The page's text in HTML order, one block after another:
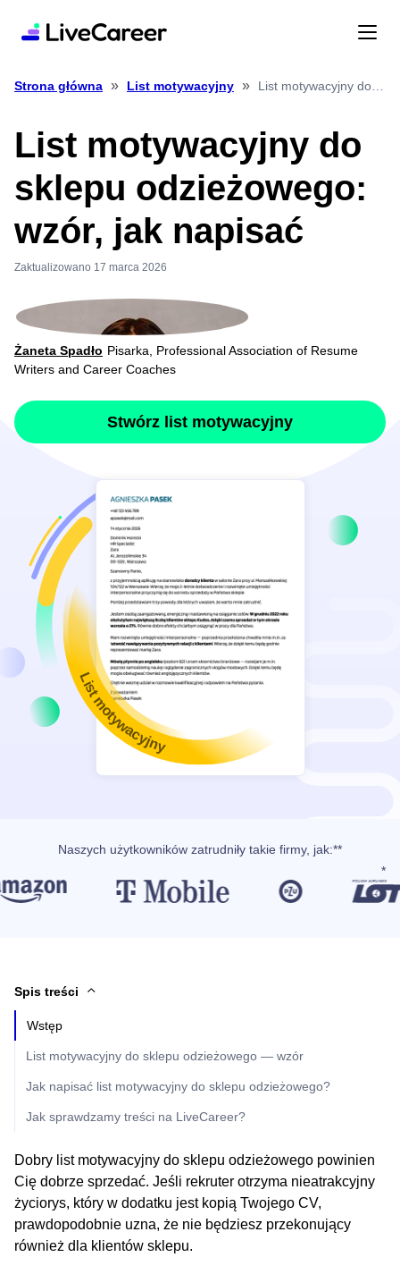
Strona główna » List motywacyjny »
List motywacyjny do
sklepu odzieżowego:
wzór, jak napisać
Zaktualizowano 17 marca 2026
Żaneta Spadło Pisarka, Professional Association of Resume
Writers and Career Coaches
Stwórz list motywacyjny
List motywacyjny
Naszych użytkowników zatrudniły takie firmy, jak:**
Spis treści
Wstęp
List motywacyjny do sklepu odzieżowego — wzór
Jak napisać list motywacyjny do sklepu odzieżowego?
Jak sprawdzamy treści na LiveCareer?
Dobry list motywacyjny do sklepu odzieżowego powinien
Cię dobrze sprzedać. Jeśli rekruter otrzyma nieatrakcyjny
życiorys, który w dodatku jest kopią Twojego CV,
prawdopodobnie uzna, że nie będziesz przekonujący
również dla klientów sklepu.